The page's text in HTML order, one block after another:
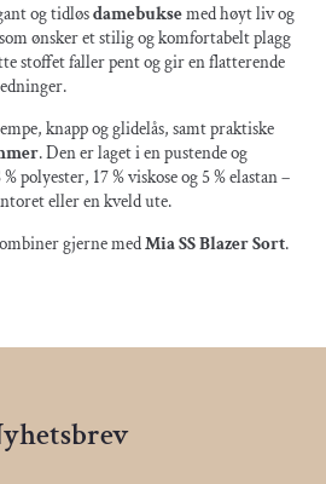
og tidløsdamebuksemed høyt liv og
ønsker et stilig og komfortabelt plagg
stoffet faller pent og gir en flatterende
knapp og glidelås, samt praktiske
. Den er laget i en pustende og
polyester, 17 % viskose og 5 % elastan –
eller en kveld ute.
gjerne medMia SS Blazer Sort.